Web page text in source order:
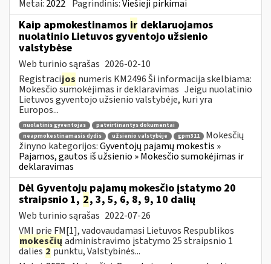
Metai: 2022 Pagrindinis:Viešieji pirkimai
Kaip apmokestinamos ir deklaruojamos
nuolatinio Lietuvos gyventojo užsienio
valstybėse
Web turinio sąrašas 2026-02-10
Registracijos numeris KM2496 Ši informacija skelbiama:
Mokesčio sumokėjimas ir deklaravimas Jeigu nuolatinio
Lietuvos gyventojo užsienio valstybėje, kuri yra
Europos...
nuolatinis gyventojas
patvirtinantys dokumentai
neapmokestinamasis dydis
užsienio valstybėje gpm311
Mokesčių
žinyno kategorijos:Gyventojų pajamų mokestis »
Pajamos, gautos iš užsienio » Mokesčio sumokėjimas ir
deklaravimas
Dėl Gyventojų pajamų mokesčio įstatymo 20
straipsnio 1, 2, 3, 5, 6, 8, 9, 10 dalių
Web turinio sąrašas 2022-07-26
VMI prie FM[1], vadovaudamasi Lietuvos Respublikos
mokesčių administravimo įstatymo 25 straipsnio 1
dalies2punktu, Valstybinės...